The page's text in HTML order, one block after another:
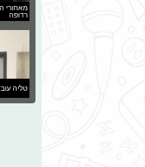
מאחורי
רדופה
טליה